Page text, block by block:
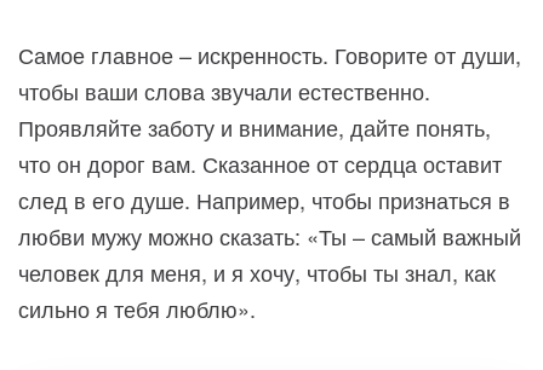
Самое главное – искренность. Говорите от души,
чтобы ваши слова звучали естественно.
Проявляйте заботу и внимание, дайте понять,
что он дорог вам. Сказанное от сердца оставит
след в его душе. Например, чтобы признаться в
любви мужу можно сказать: «Ты – самый важный
человек для меня, и я хочу, чтобы ты знал, как
сильно я тебя люблю».